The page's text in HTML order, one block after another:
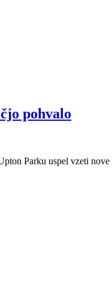
pohvalo
Parku uspel vzeti